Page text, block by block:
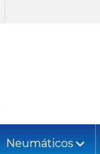
Neumáticos